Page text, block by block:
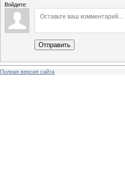
Войдите:
Отправить
Полная версия сайта